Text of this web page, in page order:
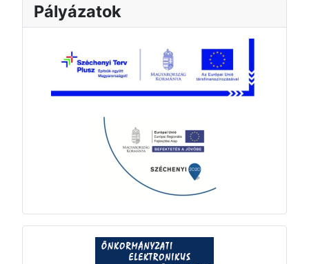
Pályázatok